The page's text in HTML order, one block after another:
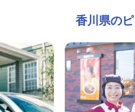
香川県の